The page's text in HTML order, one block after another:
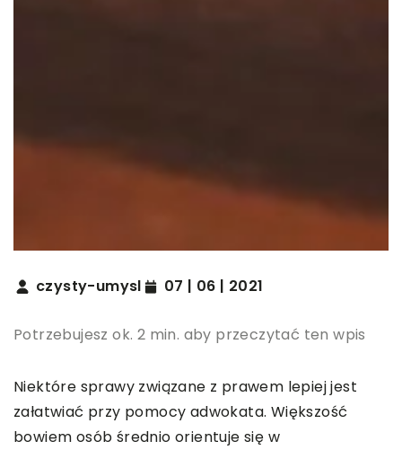
czysty-umysl 07 | 06 | 2021
Potrzebujesz ok. 2 min. aby przeczytać ten wpis
Niektóre sprawy związane z prawem lepiej jest
załatwiać przy pomocy adwokata. Większość
bowiem osób średnio orientuje się w